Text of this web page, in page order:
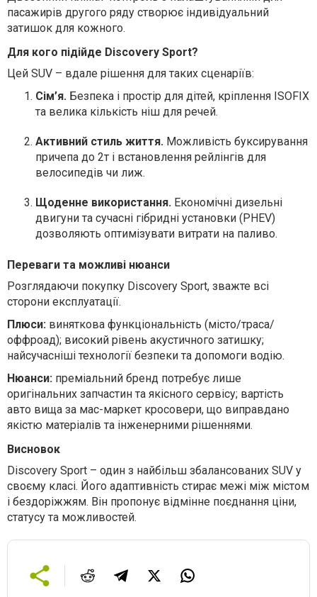
пасажирів другого ряду створює індивідуальний
затишок для кожного.
Для кого підійде Discovery Sport?
Цей SUV – вдале рішення для таких сценаріїв:
Сім’я. Безпека і простір для дітей, кріплення ISOFIX
та велика кількість ніш для речей.
Активний стиль життя. Можливість буксирування
причепа до 2т і встановлення рейлінгів для
велосипедів чи лиж.
Щоденне використання. Економічні дизельні
двигуни та сучасні гібридні установки (PHEV)
дозволяють оптимізувати витрати на паливо.
Переваги та можливі нюанси
Розглядаючи покупку Discovery Sport, зважте всі
сторони експлуатації.
Плюси: виняткова функціональність (місто/траса/
оффроад); високий рівень акустичного затишку;
найсучасніші технології безпеки та допомоги водію.
Нюанси: преміальний бренд потребує лише
оригінальних запчастин та якісного сервісу; вартість
авто вища за мас-маркет кросовери, що виправдано
якістю матеріалів та інженерними рішеннями.
Висновок
Discovery Sport – один з найбільш збалансованих SUV у
своєму класі. Його адаптивність стирає межі між містом
і бездоріжжям. Він пропонує відмінне поєднання ціни,
статусу та можливостей.